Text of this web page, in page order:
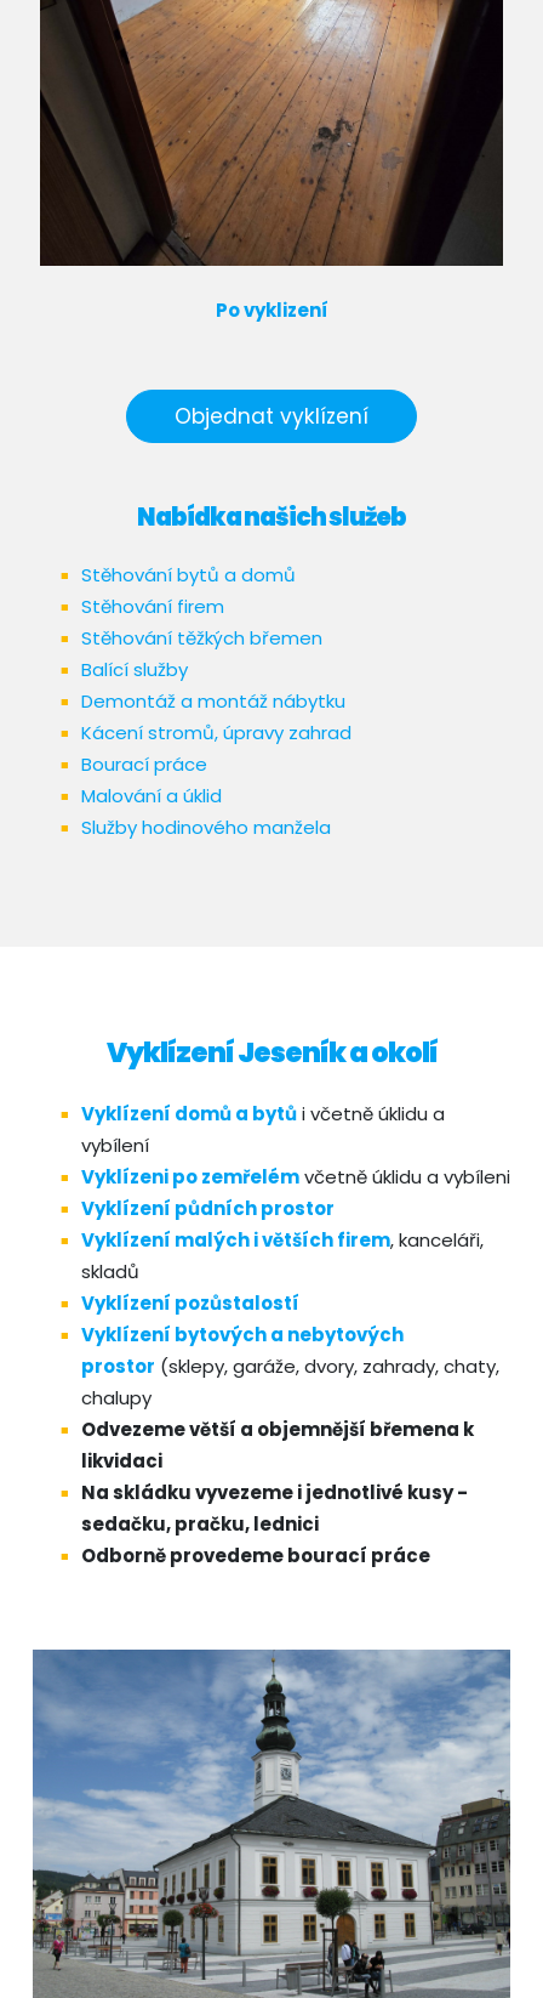
Po vyklizení
Objednat vyklízení
Nabídka našich služeb
Stěhování bytů a domů
Stěhování firem
Stěhování těžkých břemen
Balící služby
Demontáž a montáž nábytku
Kácení stromů, úpravy zahrad
Bourací práce
Malování a úklid
Služby hodinového manžela​
Vyklízení Jeseník a okolí
Vyklízení domů a bytůi včetně úklidu a
vybílení
Vyklízeni po zemřelémvčetně úklidu a vybíleni
Vyklízení půdních prostor
Vyklízení malých i větších firem, kanceláři,
skladů
Vyklízení pozůstalostí
Vyklízení bytových a nebytových
prostor (sklepy, garáže, dvory, zahrady, chaty,
chalupy
Odvezeme větší a objemnější břemena k
likvidaci
Na skládku vyvezeme i jednotlivé kusy -
sedačku, pračku, lednici
Odborně provedeme bourací práce